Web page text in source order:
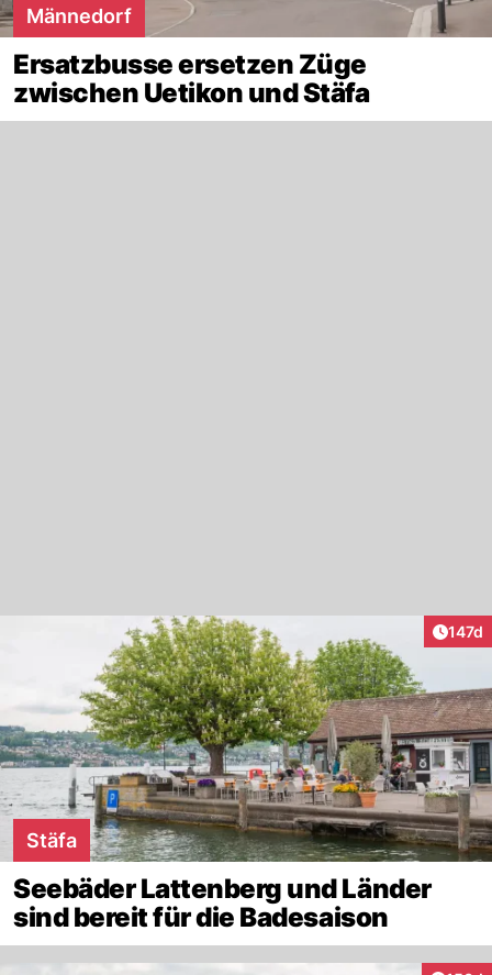
Männedorf
Ersatzbusse ersetzen Züge
zwischen Uetikon und Stäfa
147d
Stäfa
Seebäder Lattenberg und Länder
sind bereit für die Badesaison